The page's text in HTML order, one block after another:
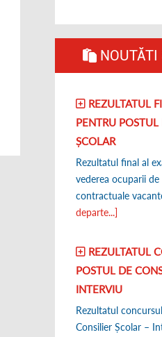
REZULTATUL
PENTRU
ȘCOLAR
Rezultatul final al
vederea ocuparii
contractuale
departe...]
REZULTATUL
POSTUL DE
INTERVIU
Rezultatul
Consilier Școlar –